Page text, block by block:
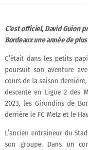
C’est officiel, David Guion
Bordeaux une année de
C’était dans les petits
poursuit son aventure
cours de la saison
descente en Ligue 2 des
2023, les Girondins de
derrière le FC Metz et le
L’ancien entraineur du
son groupe. Dans un